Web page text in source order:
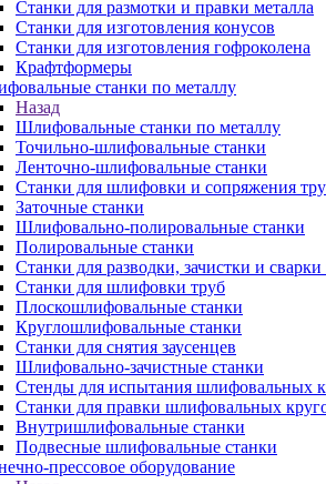
Станки для размотки и правки металла
Станки для изготовления конусов
Станки для изготовления гофроколена
Крафтформеры
станки по металлу
Назад
Шлифовальные станки по металлу
Точильно-шлифовальные станки
Ленточно-шлифовальные станки
Станки для шлифовки и сопряжения
Заточные станки
Шлифовально-полировальные станки
Полировальные станки
Станки для разводки, зачистки и сварки
Станки для шлифовки труб
Плоскошлифовальные станки
Круглошлифовальные станки
Станки для снятия заусенцев
Шлифовально-зачистные станки
Стенды для испытания шлифовальных
Станки для правки шлифовальных
Внутришлифовальные станки
Подвесные шлифовальные станки
прессовое оборудование